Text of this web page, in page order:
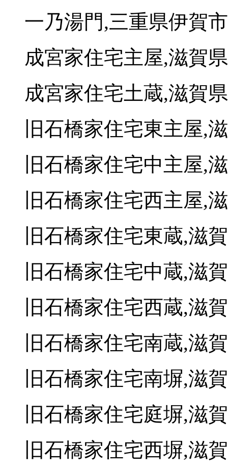
一乃湯門,三重県伊賀市
成宮家住宅主屋,滋賀
成宮家住宅土蔵,滋賀
旧石橋家住宅東主屋,
旧石橋家住宅中主屋,
旧石橋家住宅西主屋,
旧石橋家住宅東蔵,滋
旧石橋家住宅中蔵,滋
旧石橋家住宅西蔵,滋
旧石橋家住宅南蔵,滋
旧石橋家住宅南塀,滋
旧石橋家住宅庭塀,滋
旧石橋家住宅西塀,滋